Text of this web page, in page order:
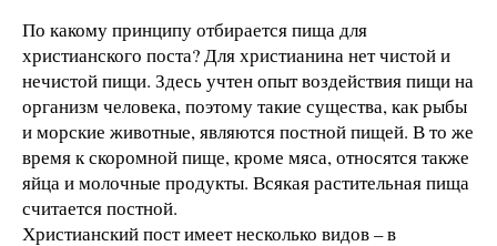
По какому принципу отбирается пища для
христианского поста? Для христианина нет чистой и
нечистой пищи. Здесь учтен опыт воздействия пищи на
организм человека, поэтому такие существа, как рыбы
и морские животные, являются постной пищей. В то же
время к скоромной пище, кроме мяса, относятся также
яйца и молочные продукты. Всякая растительная пища
считается постной.
Христианский пост имеет несколько видов – в